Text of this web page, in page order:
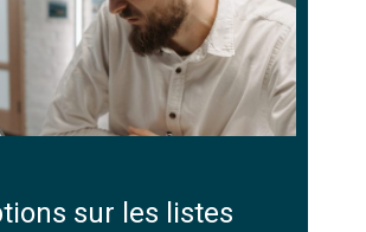
sur les listes